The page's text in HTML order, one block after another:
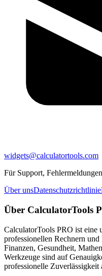
widgets@calculatortools.com
Für Support,
Über unsDatenschutzrichtlinie
Über CalculatorTools
CalculatorTools PRO ist eine
professionellen Rechnern
Finanzen, Gesundheit,
Werkzeuge sind auf
professionelle Zuverlässigkeit